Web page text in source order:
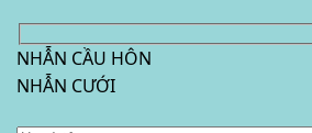
NHẪN CẦU HÔN
NHẪN CƯỚI